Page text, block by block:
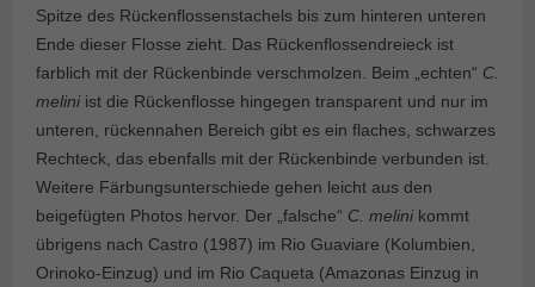
Spitze des Rückenflossenstachels bis zum hinteren unteren
Ende dieser Flosse zieht. Das Rückenflossendreieck ist
farblich mit der Rückenbinde verschmolzen. Beim „echten“ C.
meliniist die Rückenflosse hingegen transparent und nur im
unteren, rückennahen Bereich gibt es ein flaches, schwarzes
Rechteck, das ebenfalls mit der Rückenbinde verbunden ist.
Weitere Färbungsunterschiede gehen leicht aus den
beigefügten Photos hervor. Der „falsche“ C. melinikommt
übrigens nach Castro (1987) im Rio Guaviare (Kolumbien,
Orinoko-Einzug) und im Rio Caqueta (Amazonas Einzug in